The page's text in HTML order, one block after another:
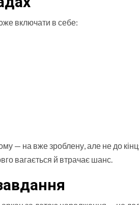
включати в себе:
— на вже зроблену, але не до
вагається й втрачає шанс.